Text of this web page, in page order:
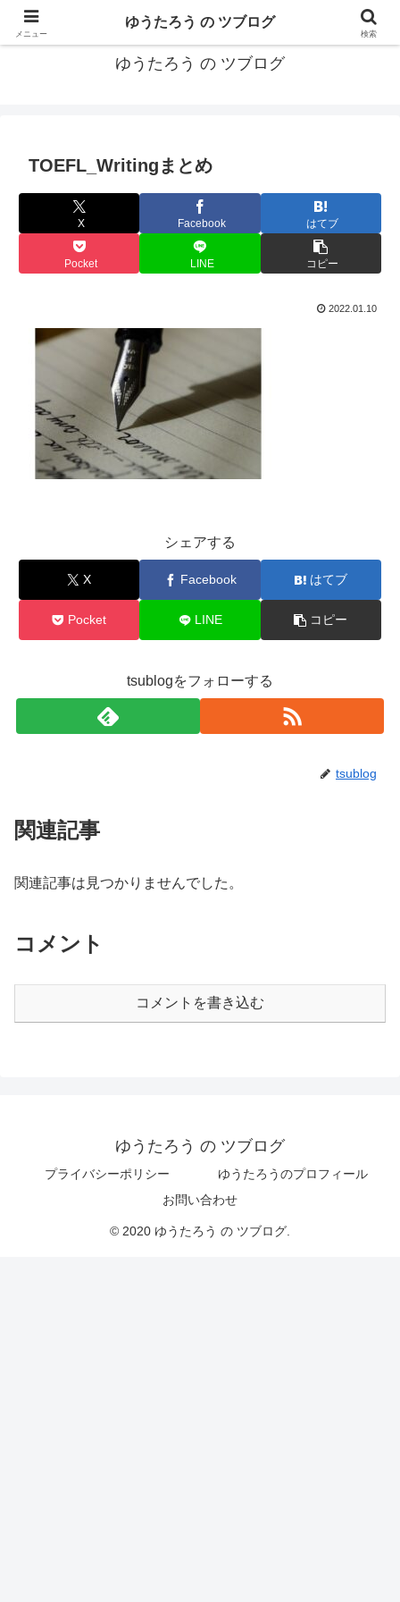
カリフォルニアMBA卒40代がMBA・キャリアとEコマースについて発信
ゆうたろう の ツブログ
TOEFL_Writingまとめ
X Facebook はてブ
Pocket LINE コピー
2022.01.10
シェアする
X Facebook はてブ
Pocket LINE コピー
tsublogをフォローする
tsublog
関連記事
関連記事は見つかりませんでした。
コメント
コメントを書き込む
ゆうたろう の ツブログ
プライバシーポリシー
ゆうたろうのプロフィール
お問い合わせ
© 2020 ゆうたろう の ツブログ.
メニュー
ゆうたろう の ツブログ
検索